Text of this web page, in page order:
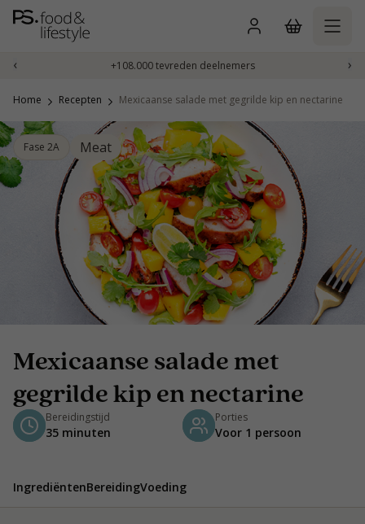
Naar
inhoud
‹ +108.000 tevreden deelnemers ›
Home Recepten Mexicaanse salade met gegrilde kip en nectarine
Fase 2A Meat
Mexicaanse salade met
gegrilde kip en nectarine
Bereidingstijd
35 minuten
Porties
Voor 1 persoon
IngrediëntenBereidingVoeding